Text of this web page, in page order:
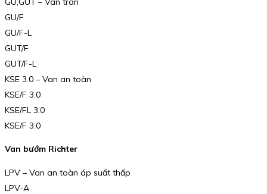
GU/F
GU/F-L
GUT/F
GUT/F-L
KSE 3.0 – Van an toàn
KSE/F 3.0
KSE/FL 3.0
KSE/F 3.0
Van bướm Richter
LPV – Van an toàn áp suất thấp
LPV-A